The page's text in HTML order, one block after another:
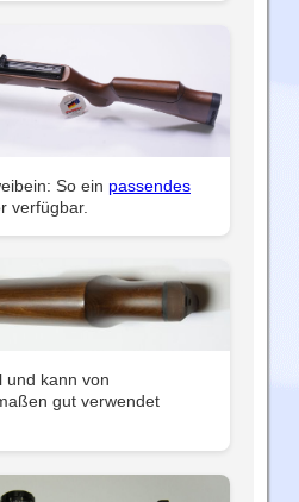
So ein passendes
verfügbar.
und kann von
gut verwendet